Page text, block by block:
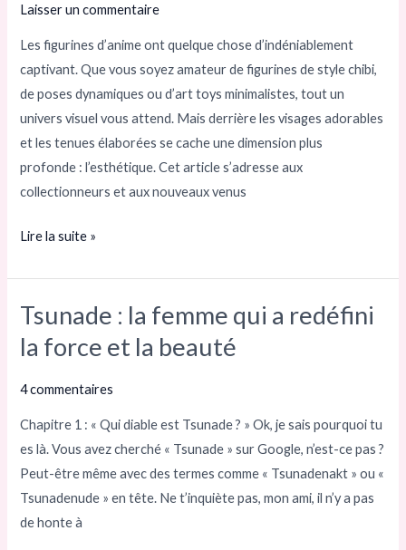
Laisser un commentaire
Les figurines d’anime ont quelque chose d’indéniablement
captivant. Que vous soyez amateur de figurines de style chibi,
de poses dynamiques ou d’art toys minimalistes, tout un
univers visuel vous attend. Mais derrière les visages adorables
et les tenues élaborées se cache une dimension plus
profonde : l’esthétique. Cet article s’adresse aux
collectionneurs et aux nouveaux venus
importante
pour
collectionneurs
les
fans
Lire la suite »
Tsunade : la femme qui a redéfini
la force et la beauté
4 commentaires
Chapitre 1 : « Qui diable est Tsunade ? » Ok, je sais pourquoi tu
es là. Vous avez cherché « Tsunade » sur Google, n’est-ce pas ?
Peut-être même avec des termes comme « Tsunadenakt » ou «
Tsunadenude » en tête. Ne t’inquiète pas, mon ami, il n’y a pas
de honte à
Tsunade
:
la
femme
a
redéfini
la
force
et